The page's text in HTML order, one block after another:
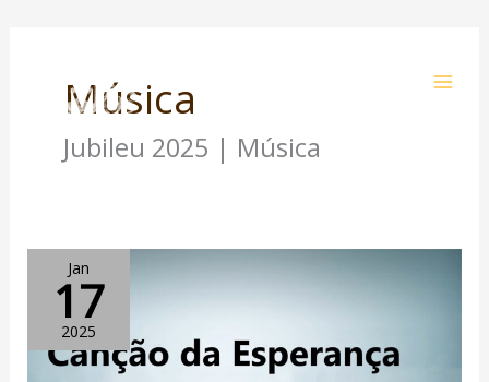
Música
Jubileu 2025 | Música
Jan
17
2025
Canção
Esperança